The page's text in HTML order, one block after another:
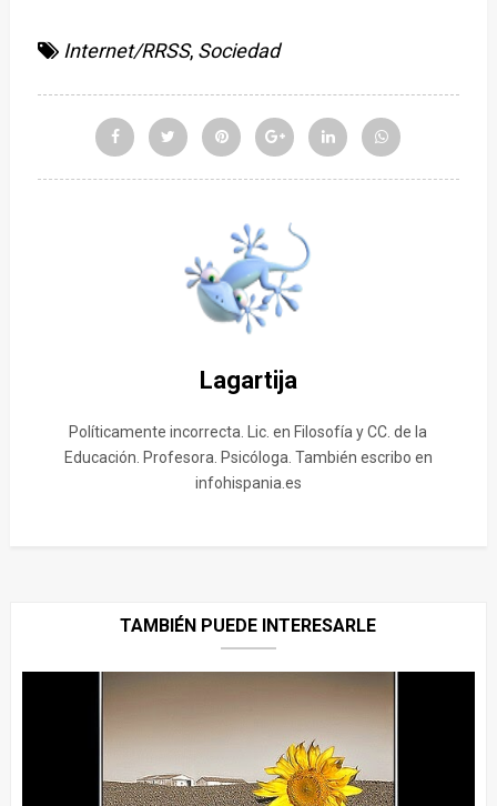
Internet/RRSS, Sociedad
Lagartija
Políticamente incorrecta. Lic. en Filosofía y CC. de la
Educación. Profesora. Psicóloga. También escribo en
infohispania.es
TAMBIÉN PUEDE INTERESARLE